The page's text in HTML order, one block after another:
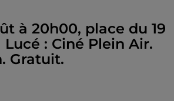
à 20h00, place du 19
Lucé : Ciné Plein Air.
Gratuit.